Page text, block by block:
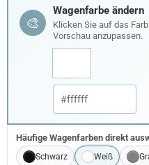
🎨
Wagenfarbe ändern
Klicken Sie auf das
Vorschau anzupassen.
Häufige Wagenfarben direkt
Schwarz Weiß